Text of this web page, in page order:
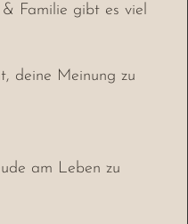
Familie gibt es viel
deine Meinung zu
am Leben zu